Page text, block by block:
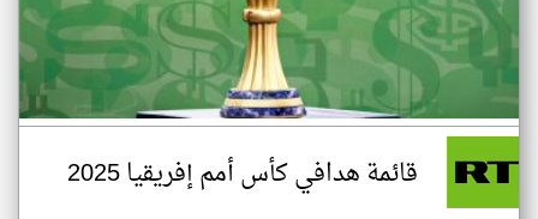
قائمة هدافي كأس أمم إفريقيا 2025